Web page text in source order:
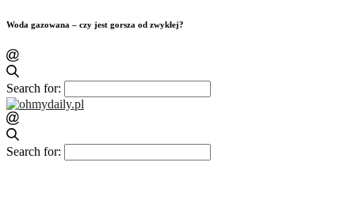
Woda gazowana – czy jest gorsza od zwykłej?
Search for:
Search for: